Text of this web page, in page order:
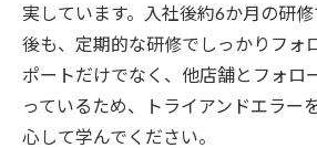
実しています。入社後約6か月の研
後も、定期的な研修でしっかりフォ
ポートだけでなく、他店舗とフォロ
っているため、トライアンドエラー
心して学んでください。